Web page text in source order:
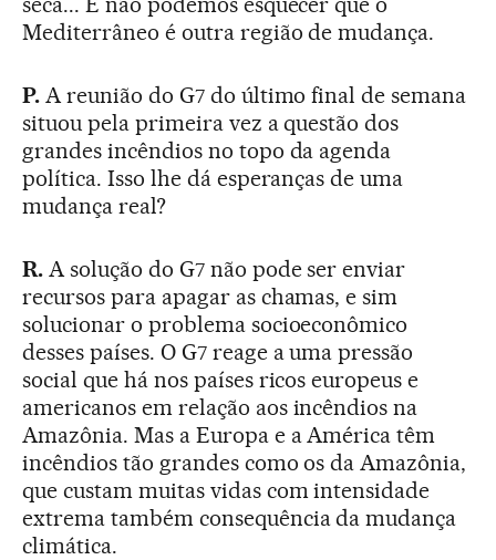
Mediterrâneo é outra região de mudança.
P.A reunião do G7 do último final de semana
situou pela primeira vez a questão dos
grandes incêndios no topo da agenda
política. Isso lhe dá esperanças de uma
mudança real?
R.A solução do G7 não pode ser enviar
recursos para apagar as chamas, e sim
solucionar o problema socioeconômico
desses países. O G7 reage a uma pressão
social que há nos países ricos europeus e
americanos em relação aos incêndios na
Amazônia. Mas a Europa e a América têm
incêndios tão grandes como os da Amazônia,
que custam muitas vidas com intensidade
extrema também consequência da mudança
climática.